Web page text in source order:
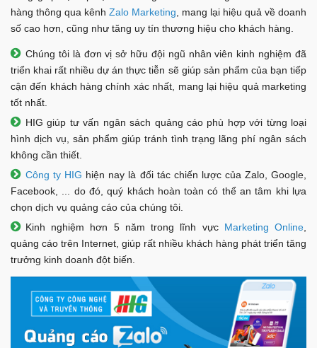
hàng thông qua kênh Zalo Marketing , mang lại hiệu quả về doanh
số cao hơn, cũng như tăng uy tín thương hiệu cho khách hàng.
Chúng tôi là đơn vị sở hữu đội ngũ nhân viên kinh nghiệm đã
triển khai rất nhiều dự án thực tiễn sẽ giúp sản phẩm của bạn tiếp
cận đến khách hàng chính xác nhất, mang lại hiệu quả marketing
tốt nhất.
HIG giúp tư vấn ngân sách quảng cáo phù hợp với từng loại
hình dịch vụ, sản phẩm giúp tránh tình trạng lãng phí ngân sách
không cần thiết.
Công ty HIG hiện nay là đối tác chiến lược của Zalo, Google,
Facebook, ... do đó, quý khách hoàn toàn có thể an tâm khi lựa
chọn dịch vụ quảng cáo của chúng tôi.
Kinh nghiệm hơn 5 năm trong lĩnh vực Marketing Online
quảng cáo trên Internet, giúp rất nhiều khách hàng phát triển tăng
trưởng kinh doanh đột biến.